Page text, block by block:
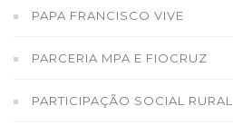
PAPA FRANCISCO VIVE
PARCERIA MPA E FIOCRUZ
PARTICIPAÇÃO SOCIAL RURAL